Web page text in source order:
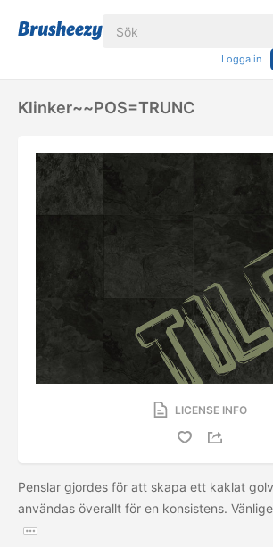
Logga in
Klinker~~POS=TRUNC
LICENSE INFO
Penslar gjordes för att skapa ett kaklat
användas överallt för en konsistens.